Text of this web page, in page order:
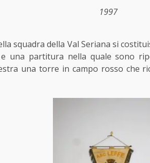
1997
squadra della Val Seriana si
una partitura nella quale sono
una torre in campo rosso che